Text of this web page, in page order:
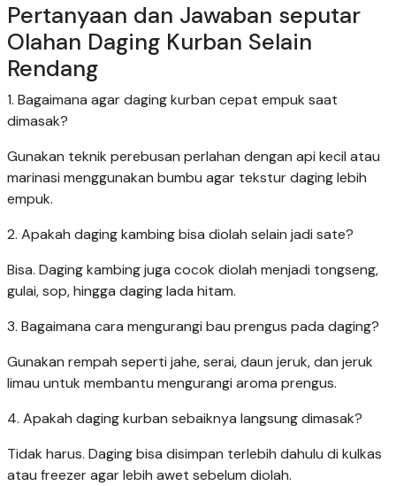
Pertanyaan dan Jawaban seputar
Olahan Daging Kurban Selain
Rendang
1. Bagaimana agar daging kurban cepat empuk saat
dimasak?
Gunakan teknik perebusan perlahan dengan api kecil atau
marinasi menggunakan bumbu agar tekstur daging lebih
empuk.
2. Apakah daging kambing bisa diolah selain jadi sate?
Bisa. Daging kambing juga cocok diolah menjadi tongseng,
gulai, sop, hingga daging lada hitam.
3. Bagaimana cara mengurangi bau prengus pada daging?
Gunakan rempah seperti jahe, serai, daun jeruk, dan jeruk
limau untuk membantu mengurangi aroma prengus.
4. Apakah daging kurban sebaiknya langsung dimasak?
Tidak harus. Daging bisa disimpan terlebih dahulu di kulkas
atau freezer agar lebih awet sebelum diolah.